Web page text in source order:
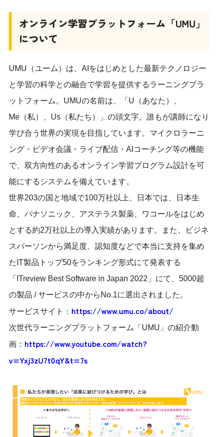
オンライン学習プラットフォーム「UMU」
について
UMU（ユーム）は、AIをはじめとした最新テクノロジー
と学習の科学との融合で学習を提供するラーニングプラ
ットフォーム。UMUの名前は、「U（あなた）、
Me（私）、Us（私たち）」の頭文字。誰もが講師になり
学び合う世界の実現を目指しています。マイクロラーニ
ング・ビデオ会議・ライブ配信・AIコーチング等の機能
で、双方向性のあるオンライン学習プログラム設計を可
能にするシステムを備えています。
世界203の国と地域で100万社以上、日本では、日本生
命、パナソニック、アステラス製薬、ワコールをはじめ
とする約2万社以上の導入実績があります。また、ビジネ
スパーソンから満足度、認知度などで本当に支持を集め
たIT製品トップ50をランキング形式にて発表する
「ITreview Best Software in Japan 2022」にて、5000超
の製品 / サービスの中からNo.1に選出されました。
サービスサイト： https://www.umu.co/about/
次世代ラーニングプラットフォーム「UMU」の紹介動
画： https://www.youtube.com/watch?
v=Yxj3zU7t0qY&t=7s